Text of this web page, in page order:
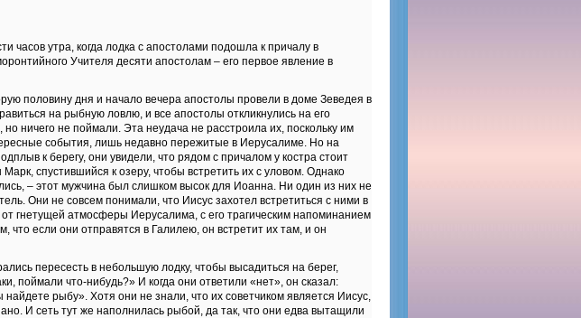
часов утра, когда лодка с апостолами подошла к причалу в
Учителя десяти апостолам – его первое явление в
половину дня и начало вечера апостолы провели в доме Зеведея в
на рыбную ловлю, и все апостолы откликнулись на его
ничего не поймали. Эта неудача не расстроила их, поскольку им
события, лишь недавно пережитые в Иерусалиме. Но на
к берегу, они увидели, что рядом с причалом у костра стоит
спустившийся к озеру, чтобы встретить их с уловом. Однако
– этот мужчина был слишком высок для Иоанна. Ни один из них не
Они не совсем понимали, что Иисус захотел встретиться с ними в
гнетущей атмосферы Иерусалима, с его трагическим напоминанием
что если они отправятся в Галилею, он встретит их там, и он
пересесть в небольшую лодку, чтобы высадиться на берег,
поймали что-нибудь?» И когда они ответили «нет», он сказал:
рыбу». Хотя они не знали, что их советчиком является Иисус,
И сеть тут же наполнилась рыбой, да так, что они едва вытащили